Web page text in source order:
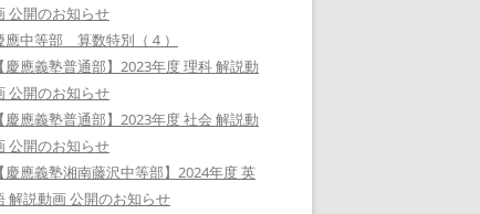
公開のお知らせ
應中等部 算数特別（４）
【慶應義塾普通部】2023年度 理科 解説動
公開のお知らせ
【慶應義塾普通部】2023年度 社会 解説動
公開のお知らせ
【慶應義塾湘南藤沢中等部】2024年度 英
解説動画 公開のお知らせ